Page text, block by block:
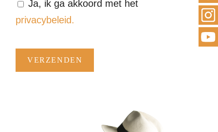
Ja, ik ga akkoord met het
privacybeleid.